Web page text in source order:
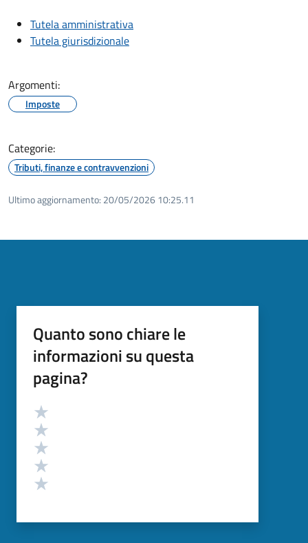
Tutela amministrativa
Tutela giurisdizionale
Argomenti:
Imposte
Categorie:
Tributi, finanze e contravvenzioni
Ultimo aggiornamento: 20/05/2026 10:25.11
Quanto sono chiare le
informazioni su questa
pagina?
Valutazione